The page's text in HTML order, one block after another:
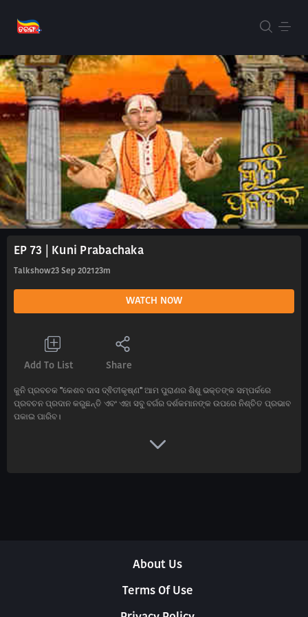
EP 73 | Kuni Prabachaka
Talkshow23 Sep 2021 23m
WATCH NOW
Add To List Share
କୁନି ପ୍ରବଚକ ''କେଶବ ଦାସ ଦ୍ଵିତୀକୃଷ୍ଣ'' ଆମ ପୁରାଣର ଶିଶୁ ଭକ୍ତଙ୍କ ସମ୍ପର୍କରେ
ପ୍ରବଚନ ପ୍ରଦାନ କରୁଛନ୍ତି ଏବଂ ଏହା ସବୁ ବର୍ଗର ଦର୍ଶକମାନଙ୍କ ଉପରେ ନିଶ୍ଚିତ ପ୍ରଭାବ
ପକାଇ ପାରିବ।
About Us
Terms Of Use